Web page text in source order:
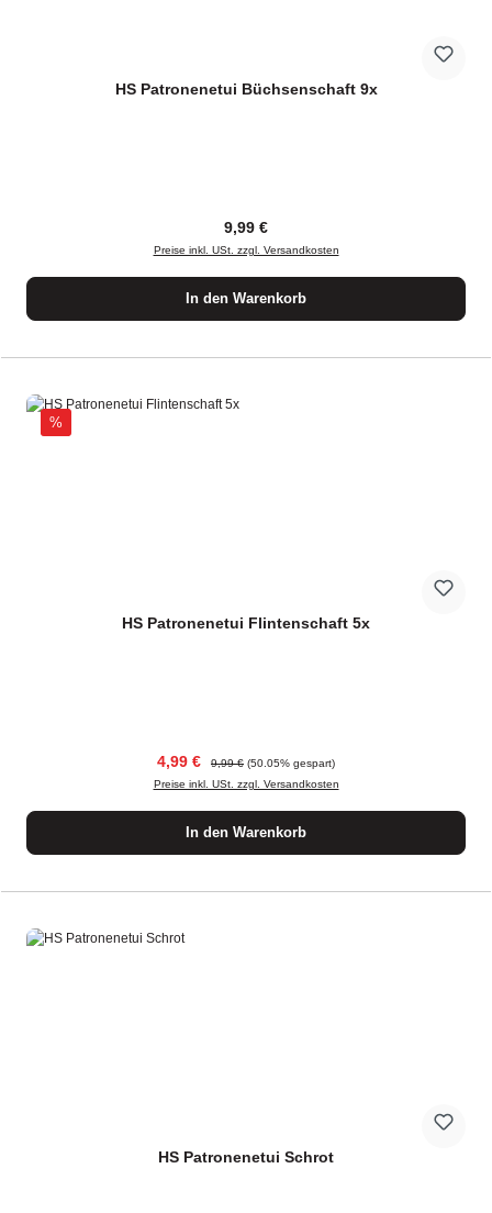
HS Patronenetui Büchsenschaft 9x
Regulärer Preis:
9,99 €
Preise inkl. USt. zzgl. Versandkosten
In den Warenkorb
%Rabatt
HS Patronenetui Flintenschaft 5x
Verkaufspreis:
4,99 € Regulärer Preis:
9,99 € (50.05% gespart)
Preise inkl. USt. zzgl. Versandkosten
In den Warenkorb
HS Patronenetui Schrot